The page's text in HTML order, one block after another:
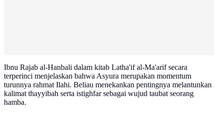
Ibnu Rajab al-Hanbali dalam kitab Latha'if al-Ma'arif secara
terperinci menjelaskan bahwa Asyura merupakan momentum
turunnya rahmat Ilahi. Beliau menekankan pentingnya melantunkan
kalimat thayyibah serta istighfar sebagai wujud taubat seorang
hamba.